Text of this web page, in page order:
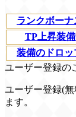
ランクボーナ
TP上昇装
装備のドロッ
ユーザー登録の
ユーザー登録(
ます。